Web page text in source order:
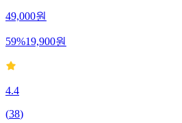
49,000원
59%19,900원
4.4
(38)